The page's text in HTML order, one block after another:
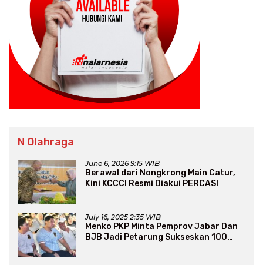
N Olahraga
June 6, 2026 9:15 WIB
Berawal dari Nongkrong Main Catur,
Kini KCCCI Resmi Diakui PERCASI
July 16, 2025 2:35 WIB
Menko PKP Minta Pemprov Jabar Dan
BJB Jadi Petarung Sukseskan 100